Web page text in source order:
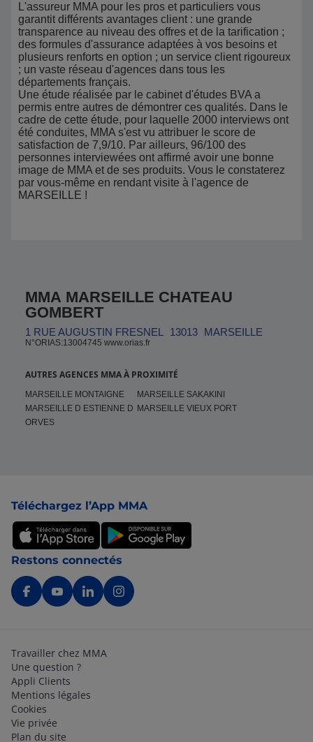
L'assureur MMA pour les pros et particuliers vous
garantit différents avantages client : une grande
transparence au niveau des offres et de la tarification ;
des formules d'assurance adaptées à vos besoins et
plusieurs renforts en option ; un service client rigoureux
; un vaste réseau d'agences dans tous les
départements français.
Une étude réalisée par le cabinet d'études BVA a
permis entre autres de démontrer ces qualités. Dans le
cadre de cette étude, pour laquelle 2000 interviews ont
été conduites, MMA s'est vu attribuer le score de
satisfaction de 7,9/10. Par ailleurs, 96/100 des
personnes interviewées ont affirmé avoir une bonne
image de MMA et de ses produits. Vous le constaterez
par vous-même en rendant visite à l'agence de
MARSEILLE !
MMA MARSEILLE CHATEAU
GOMBERT
1 RUE AUGUSTIN FRESNEL 13013 MARSEILLE
N°ORIAS:13004745 www.orias.fr
AUTRES AGENCES MMA À PROXIMITÉ
MARSEILLE MONTAIGNE
MARSEILLE SAKAKINI
MARSEILLE D ESTIENNE D
ORVES
MARSEILLE VIEUX PORT
Téléchargez l’App MMA
Restons connectés
Travailler chez MMA
Une question ?
Appli Clients
Mentions légales
Cookies
Vie privée
Plan du site